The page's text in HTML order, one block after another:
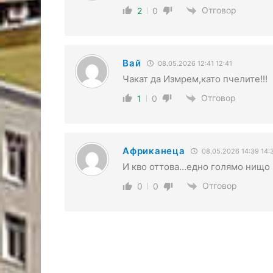
2 0 Отговор
Вай 08.05.2026 12:41 12:41
Чакат да Измрем,като пчелите!!!
1 0 Отговор
Африканеца 08.05.2026 14:39
И кво оттова…едно голямо нищо
0 0 Отговор